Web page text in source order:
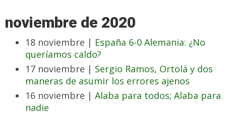
noviembre de 2020
18 noviembre | España 6-0 Alemania: ¿No
queríamos caldo?
17 noviembre | Sergio Ramos, Ortolá y dos
maneras de asumir los errores ajenos
16 noviembre | Alaba para todos; Alaba para
nadie